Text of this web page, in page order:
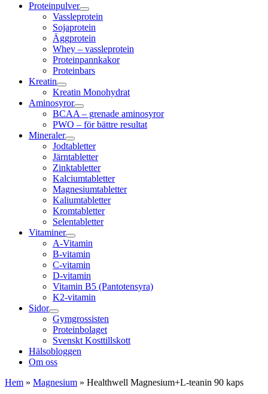
Proteinpulver
Vassleprotein
Sojaprotein
Äggprotein
Whey – vassleprotein
Proteinpannkakor
Proteinbars
Kreatin
Kreatin Monohydrat
Aminosyror
BCAA – grenade aminosyror
PWO – för bättre resultat
Mineraler
Jodtabletter
Järntabletter
Zinktabletter
Kalciumtabletter
Magnesiumtabletter
Kaliumtabletter
Kromtabletter
Selentabletter
Vitaminer
A-Vitamin
B-vitamin
C-vitamin
D-vitamin
Vitamin B5 (Pantotensyra)
K2-vitamin
Sidor
Gymgrossisten
Proteinbolaget
Svenskt Kosttillskott
Hälsobloggen
Om oss
Hem » Magnesium » Healthwell Magnesium+L-teanin 90 kaps